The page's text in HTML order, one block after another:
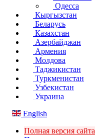
Одесса
Кыргызстан
Беларусь
Казахстан
Азербайджан
Армения
Молдова
Таджикистан
Туркменистан
Узбекистан
Украина
English
Полная версия сайта